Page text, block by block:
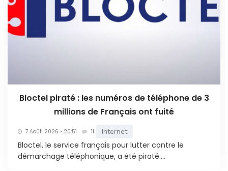
Bloctel piraté : les numéros de téléphone de 3
millions de Français ont fuité
7 Août. 2026 • 20:51 11 Internet
Bloctel, le service français pour lutter contre le
démarchage téléphonique, a été piraté....